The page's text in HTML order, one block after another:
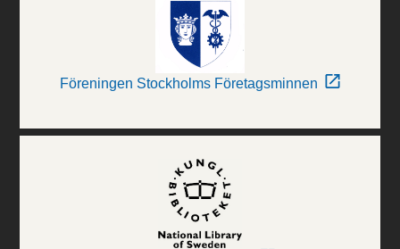
Föreningen Stockholms Företagsminnen